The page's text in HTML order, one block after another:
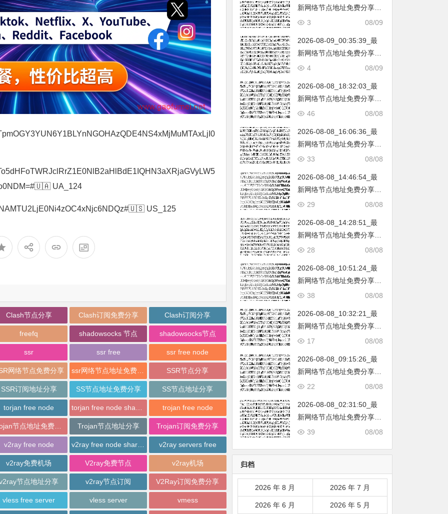
UA_124
US_125
Clash节点分享 Clash订阅免费分享 Clash订阅分享
freefq shadowsocks 节点 shadowsocks节点
ssr ssr free ssr free node
网络节点免费分享 SSR节点分享
SSR订阅地址分享 SS节点地址免费分享 SS节点地址分享
torjan free node trojan free node
Trojan节点地址免费分享 Trojan节点地址分享 Trojan订阅免费分享
v2ray free node v2ray servers free
v2ray免费机场 V2ray免费节点 v2ray机场
节点地址分享 v2ray节点订阅 V2Ray订阅免费分享
vless free server vless server vmess
新网络节点地址免费分享…
不定期更新…开放免费分享
韩国|新加坡|台湾|马来西亚|
…
08/09
3
2026-08-09_00:35:39_最
新网络节点地址免费分享…
不定期更新…开放免费分享
韩国|新加坡|台湾|马来西亚|
…
08/09
4
2026-08-08_18:32:03_最
新网络节点地址免费分享…
不定期更新…开放免费分享
韩国|新加坡|台湾|马来西亚|
…
08/08
46
2026-08-08_16:06:36_最
新网络节点地址免费分享…
不定期更新…开放免费分享
韩国|新加坡|台湾|马来西亚|
…
08/08
33
2026-08-08_14:46:54_最
新网络节点地址免费分享…
不定期更新…开放免费分享
韩国|新加坡|台湾|马来西亚|
…
08/08
29
2026-08-08_14:28:51_最
新网络节点地址免费分享…
不定期更新…开放免费分享
韩国|新加坡|台湾|马来西亚|
…
08/08
28
2026-08-08_10:51:24_最
新网络节点地址免费分享…
不定期更新…开放免费分享
韩国|新加坡|台湾|马来西亚|
…
08/08
38
2026-08-08_10:32:21_最
新网络节点地址免费分享…
不定期更新…开放免费分享
韩国|新加坡|台湾|马来西亚|
…
08/08
17
2026-08-08_09:15:26_最
新网络节点地址免费分享…
不定期更新…开放免费分享
韩国|新加坡|台湾|马来西亚|
…
08/08
22
2026-08-08_02:31:50_最
新网络节点地址免费分享…
不定期更新…开放免费分享
韩国|新加坡|台湾|马来西亚|
08/08
39
归档
2026 年 8 月 2026 年 7 月
2026 年 6 月 2026 年 5 月